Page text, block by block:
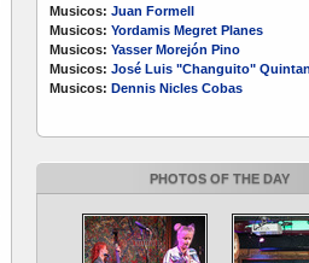
Musicos: Juan Formell
Musicos: Yordamis Megret Planes
Musicos: Yasser Morejón Pino
Musicos: José Luis "Changuito"
Musicos: Dennis Nicles Cobas
PHOTOS OF THE DAY